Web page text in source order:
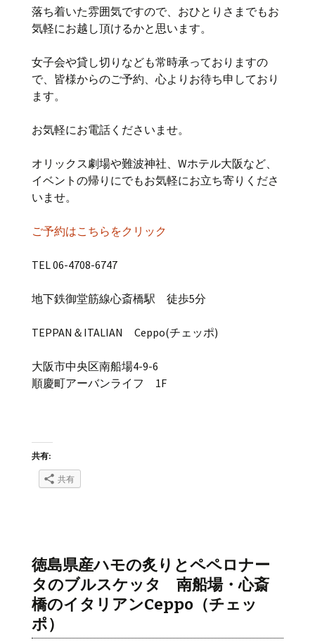
落ち着いた雰囲気ですので、おひとりさまでもお
気軽にお越し頂けるかと思います。
女子会や貸し切りなども常時承っておりますの
で、皆様からのご予約、心よりお待ち申しており
ます。
お気軽にお電話くださいませ。
オリックス劇場や難波神社、Wホテル大阪など、
イベントの帰りにでもお気軽にお立ち寄りくださ
いませ。
ご予約はこちらをクリック
TEL 06-4708-6747
地下鉄御堂筋線心斎橋駅 徒歩5分
TEPPAN＆ITALIAN Ceppo(チェッポ)
大阪市中央区南船場4-9-6
順慶町アーバンライフ 1F
共有:
共有
徳島県産ハモの炙りとペペロナー
タのブルスケッタ 南船場・心斎
橋のイタリアンCeppo（チェッ
ポ）